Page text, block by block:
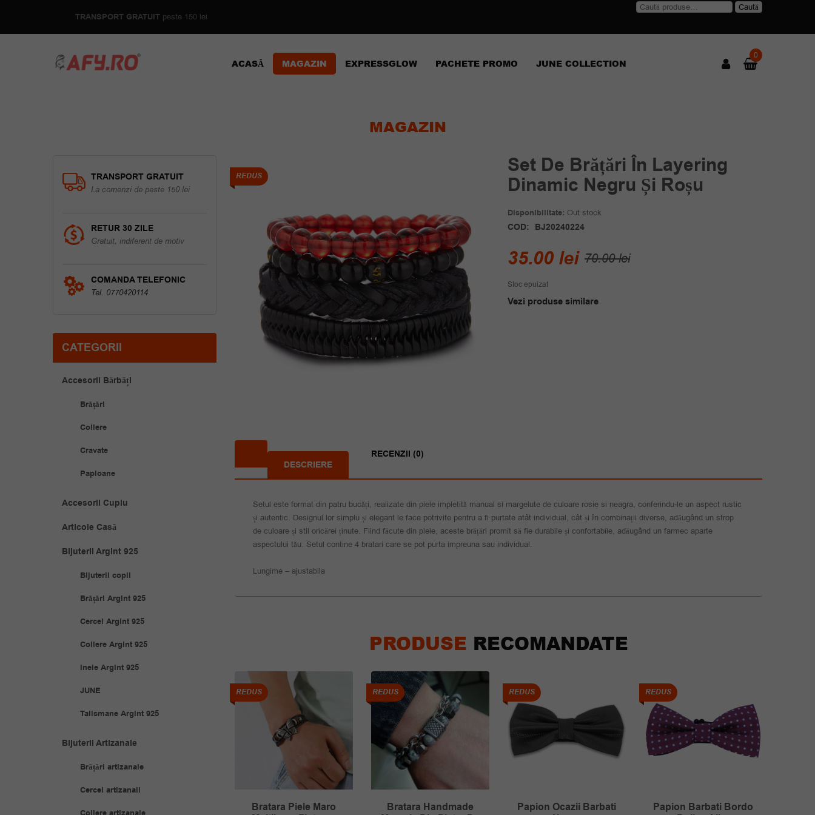
TRANSPORT GRATUIT peste 150 lei
Caută
Caută
ACASĂ MAGAZIN EXPRESSGLOW PACHETE PROMO JUNE COLLECTION
0
MAGAZIN
REDUS Set De Brățări În Layering
Dinamic Negru Și Roșu
Disponibilitate: Out stock
COD: BJ20240224
70.00leiPrețul
35.00 lei
Prețul
Stoc epuizat
Vezi produse similare
DESCRIERE
RECENZII (0)
Setul este format din patru bucăți, realizate din piele impletită manual si margelute de culoare rosie si neagra, conferindu-le un aspect rustic
și autentic. Designul lor simplu și elegant le face potrivite pentru a fi purtate atât individual, cât și în combinații diverse, adăugând un strop
de culoare și stil oricărei ținute. Fiind făcute din piele, aceste brățări promit să fie durabile și confortabile, adăugând un farmec aparte
aspectului tău. Setul contine 4 bratari care se pot purta impreuna sau individual.
Lungime – ajustabila
PRODUSE RECOMANDATE
REDUS
Bratara Neagra Silicon
REDUS
Bratara Piele Maro
REDUS
Bratara Handmade
REDUS
Papion Ocazii Barbati
REDUS
Papion Barbati Bordo
TRANSPORT GRATUIT
La comenzi de peste 150 lei
RETUR 30 ZILE
Gratuit, indiferent de motiv
COMANDA TELEFONIC
Tel. 0770420114
CATEGORII
Accesorii Bărbăți
Brățări
Coliere
Cravate
Papioane
Accesorii Cuplu
Articole Casă
Bijuterii Argint 925
Bijuterii copii
Brățări Argint 925
Cercei Argint 925
Coliere Argint 925
Inele Argint 925
JUNE
Talismane Argint 925
Bijuterii Artizanale
Brățări artizanale
Cercei artizanali